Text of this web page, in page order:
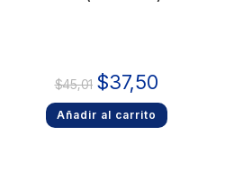
$45,01 $37,50
Añadir al carrito